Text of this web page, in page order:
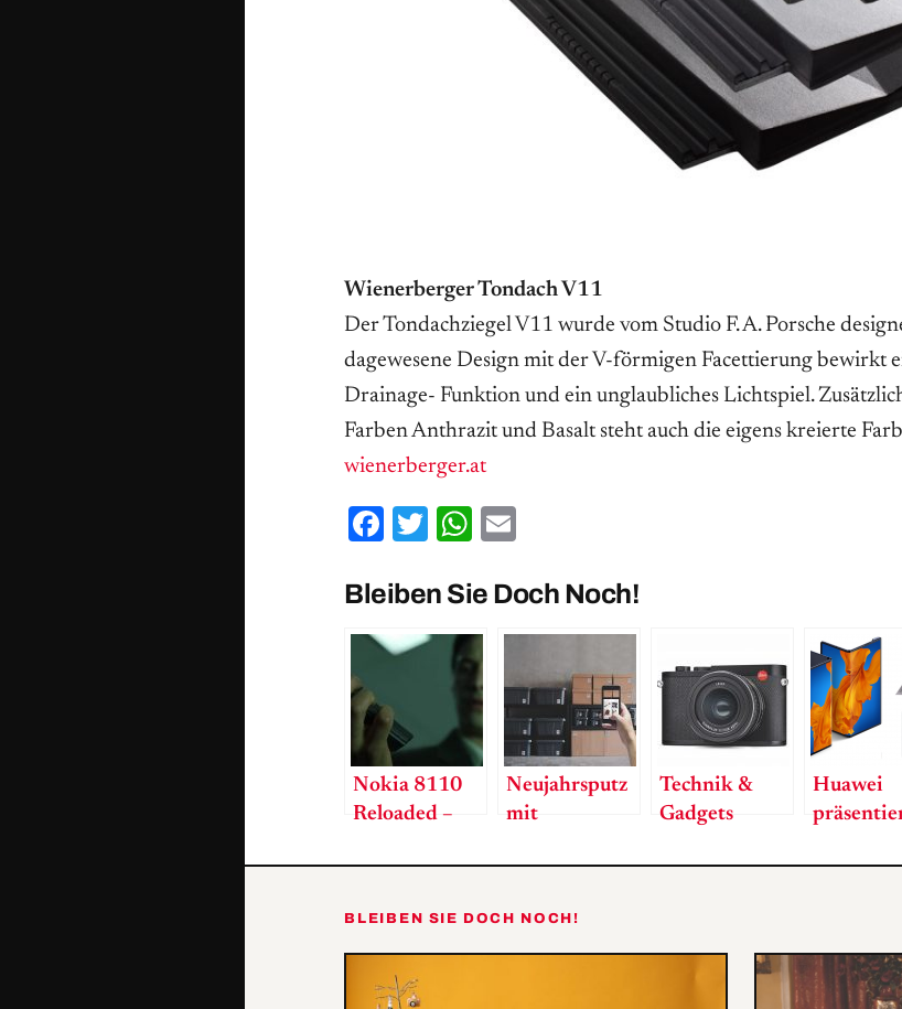
Wienerberger Tondach V11
Der Tondachziegel V11 wurde vom Studio F. A. Porsche
dagewesene Design mit der V-förmigen Facettierung bewirkt
Drainage- Funktion und ein unglaubliches Lichtspiel.
Farben Anthrazit und Basalt steht auch die eigens kreierte
wienerberger.at
Facebook
TwitterWhatsApp
Bleiben Sie Doch Noch!
Nokia 8110
Reloaded –
Matrix-
Neujahrsputz
mit
Das digitale
Quick Peek
Technik &
Gadgets
Huawei
neuesten
BLEIBEN SIE DOCH NOCH!